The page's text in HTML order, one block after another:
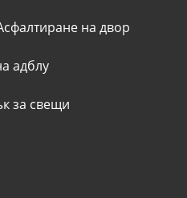
на двор
адблу
за свещи